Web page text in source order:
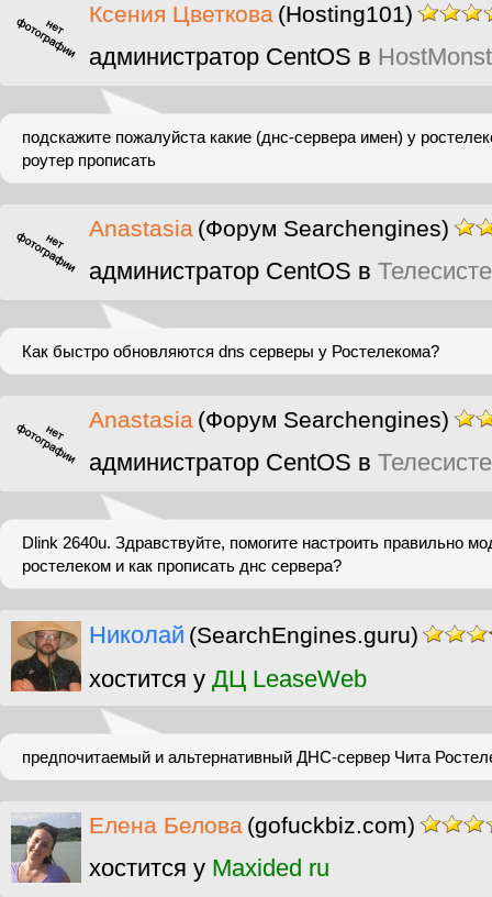
Ксения Цветкова (Hosting101)
администратор CentOS в
подскажите пожалуйста какие (днс-сервера имен) у
роутер прописать
Anastasia (Форум Searchengines)
администратор CentOS в
Как быстро обновляются dns серверы у Ростелекома?
Anastasia (Форум Searchengines)
администратор CentOS в
Dlink 2640u. Здравствуйте, помогите настроить правильно
ростелеком и как прописать днс сервера?
Николай (SearchEngines.guru)
хостится у ДЦ LeaseWeb
предпочитаемый и альтернативный ДНС-сервер Чита
Елена Белова (gofuckbiz.com)
хостится у Maxided ru